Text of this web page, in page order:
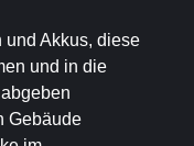
und Akkus, diese
und in die
Gebäude